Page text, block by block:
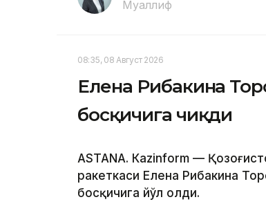
Муаллиф
08:35, 08 Август 2026
Елена Рибакина
босқичига чиқди
ASTANА. Кazinform —
ракеткаси Елена Рибакина
босқичига йўл олди.